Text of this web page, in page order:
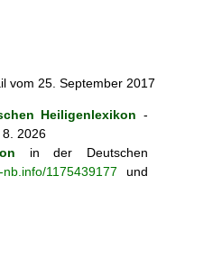
vom 25. September 2017
Heiligenlexikon -
2026
in der Deutschen
nb.info/1175439177 und